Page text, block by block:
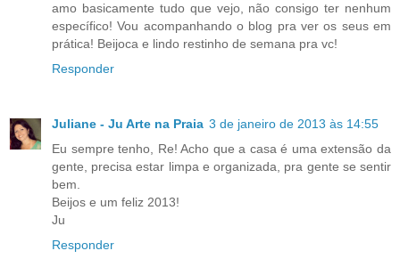
amo basicamente tudo que vejo, não consigo ter nenhum
específico! Vou acompanhando o blog pra ver os seus em
prática! Beijoca e lindo restinho de semana pra vc!
Responder
Juliane - Ju Arte na Praia 3 de janeiro de 2013 às 14:55
Eu sempre tenho, Re! Acho que a casa é uma extensão da
gente, precisa estar limpa e organizada, pra gente se sentir
bem.
Beijos e um feliz 2013!
Ju
Responder